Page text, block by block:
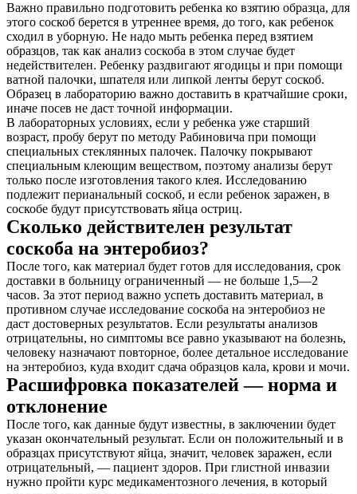
Важно правильно подготовить ребенка ко взятию образца, для
этого соскоб берется в утреннее время, до того, как ребенок
сходил в уборную. Не надо мыть ребенка перед взятием
образцов, так как анализ соскоба в этом случае будет
недействителен. Ребенку раздвигают ягодицы и при помощи
ватной палочки, шпателя или липкой ленты берут соскоб.
Образец в лабораторию важно доставить в кратчайшие сроки,
иначе посев не даст точной информации.
В лабораторных условиях, если у ребенка уже старший
возраст, пробу берут по методу Рабиновича при помощи
специальных стеклянных палочек. Палочку покрывают
специальным клеющим веществом, поэтому анализы берут
только после изготовления такого клея. Исследованию
подлежит перианальный соскоб, и если ребенок заражен, в
соскобе будут присутствовать яйца остриц.
Сколько действителен результат
соскоба на энтеробиоз?
После того, как материал будет готов для исследования, срок
доставки в больницу ограниченный — не больше 1,5—2
часов. За этот период важно успеть доставить материал, в
противном случае исследование соскоба на энтеробиоз не
даст достоверных результатов. Если результаты анализов
отрицательны, но симптомы все равно указывают на болезнь,
человеку назначают повторное, более детальное исследование
на энтеробиоз, куда входит сдача образцов кала, крови и мочи.
Расшифровка показателей — норма и
отклонение
После того, как данные будут известны, в заключении будет
указан окончательный результат. Если он положительный и в
образцах присутствуют яйца, значит, человек заражен, если
отрицательный, — пациент здоров. При глистной инвазии
нужно пройти курс медикаментозного лечения, в который